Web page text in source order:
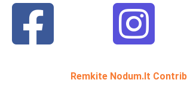
Remkite Nodum.lt